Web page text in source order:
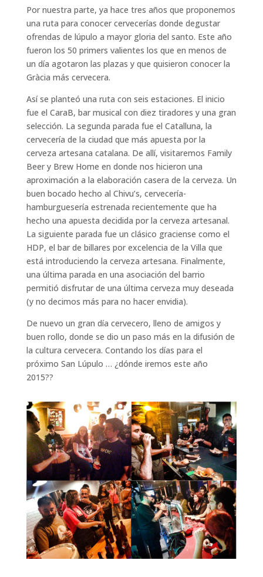
Por nuestra parte, ya hace tres años que proponemos
una ruta para conocer cervecerías donde degustar
ofrendas de lúpulo a mayor gloria del santo. Este año
fueron los 50 primers valientes los que en menos de
un día agotaron las plazas y que quisieron conocer la
Gràcia más cervecera.
Así se planteó una ruta con seis estaciones. El inicio
fue el CaraB, bar musical con diez tiradores y una gran
selección. La segunda parada fue el Catalluna, la
cervecería de la ciudad que más apuesta por la
cerveza artesana catalana. De allí, visitaremos Family
Beer y Brew Home en donde nos hicieron una
aproximación a la elaboración casera de la cerveza. Un
buen bocado hecho al Chivu’s, cervecería-
hamburguesería estrenada recientemente que ha
hecho una apuesta decidida por la cerveza artesanal.
La siguiente parada fue un clásico graciense como el
HDP, el bar de billares por excelencia de la Villa que
está introduciendo la cerveza artesana. Finalmente,
una última parada en una asociación del barrio
permitió disfrutar de una última cerveza muy deseada
(y no decimos más para no hacer envidia).
De nuevo un gran día cervecero, lleno de amigos y
buen rollo, donde se dio un paso más en la difusión de
la cultura cervecera. Contando los días para el
próximo San Lúpulo … ¿dónde iremos este año
2015??